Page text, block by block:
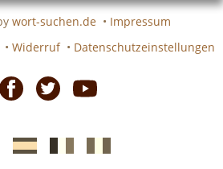
wort-suchen.de • Impressum
• Widerruf • Datenschutzeinstellungen